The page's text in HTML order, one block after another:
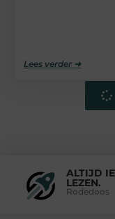
Lees verder ➜
ALTIJD
LEZEN.
Rodedoos